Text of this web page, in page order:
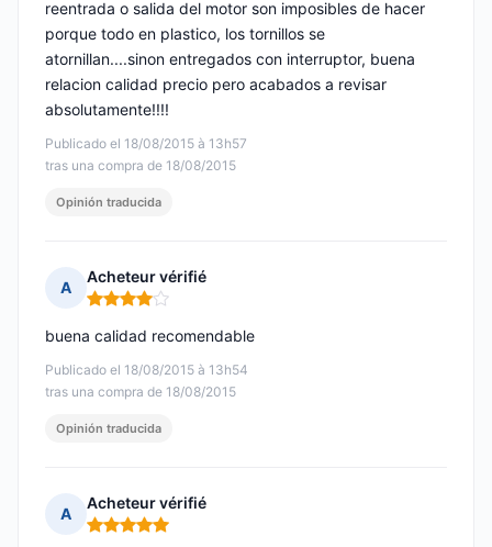
Publicado el 18/08/2015 à 13h57
tras una compra de 18/08/2015
reentrada o salida del motor son imposibles de hacer
porque todo en plastico, los tornillos se
atornillan....sinon entregados con interruptor, buena
relacion calidad precio pero acabados a revisar
absolutamente!!!!
Opinión traducida
A
Acheteur vérifié
Nota: 4 de 5
Publicado el 18/08/2015 à 13h54
tras una compra de 18/08/2015
buena calidad recomendable
Opinión traducida
A
Acheteur vérifié
Nota: 5 de 5